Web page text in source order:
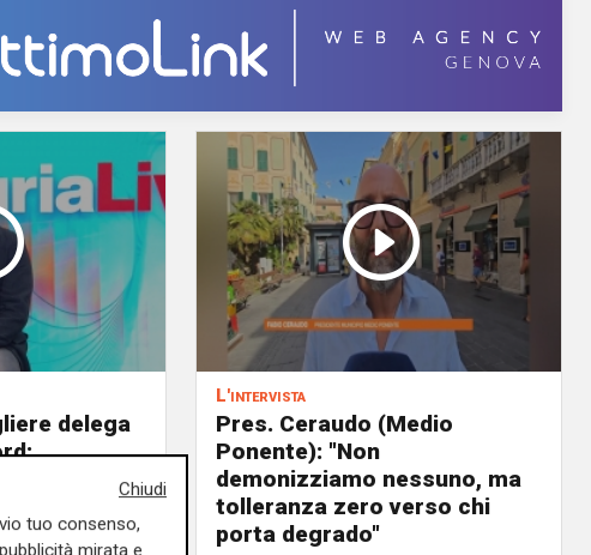
delega
L'intervista
Pres. Ceraudo (Medio
Ponente): "Non
demonizziamo nessuno, ma
tolleranza zero verso chi
porta degrado"
Chiudi
tuo consenso,
mirata e